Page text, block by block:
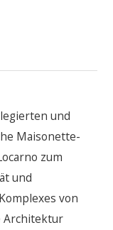
und
Maisonette-
zum
und
von
Architektur